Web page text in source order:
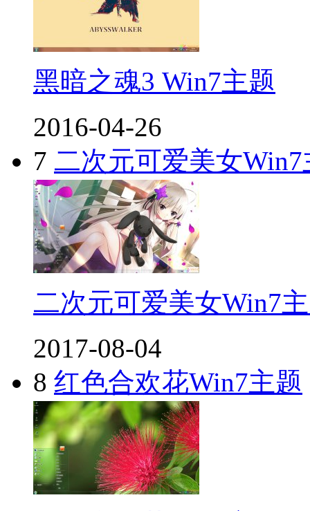
黑暗之魂3 Win7主题
2016-04-26
7 二次元可爱美女Win7
二次元可爱美女Win7
2017-08-04
8 红色合欢花Win7主题